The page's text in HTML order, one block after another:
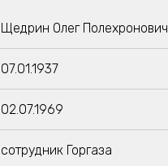
Щедрин Олег Полехронович
07.01.1937
02.07.1969
сотрудник Горгаза